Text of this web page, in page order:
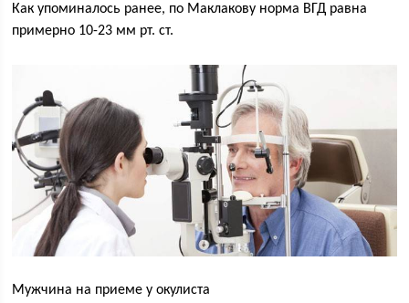
Как упоминалось ранее, по Маклакову норма ВГД равна
примерно 10-23 мм рт. ст.
Мужчина на приеме у окулиста